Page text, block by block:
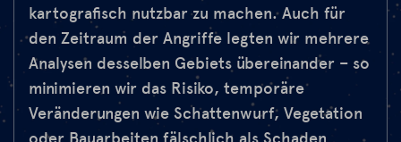
kartografisch nutzbar zu machen. Auch für
den Zeitraum der Angriffe legten wir mehrere
Analysen desselben Gebiets übereinander – so
minimieren wir das Risiko, temporäre
Veränderungen wie Schattenwurf, Vegetation